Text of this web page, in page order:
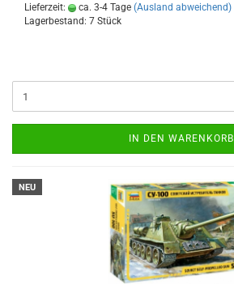
Lieferzeit:
ca. 3-4 Tage (Ausland abweichend)
Lagerbestand: 7 Stück
IN DEN WARENKORB
NEU